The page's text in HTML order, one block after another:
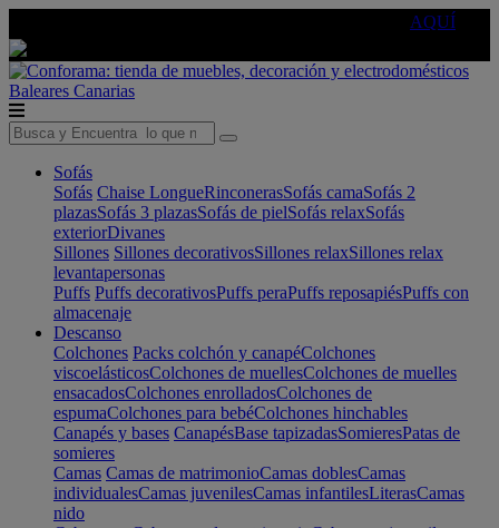
AQUÍ
Baleares Canarias
Sofás
Sofás Chaise LongueRinconerasSofás camaSofás 2
plazasSofás 3 plazasSofás de pielSofás relaxSofás
exteriorDivanes
Sillones Sillones decorativosSillones relaxSillones relax
levantapersonas
Puffs Puffs decorativosPuffs peraPuffs reposapiésPuffs con
almacenaje
Descanso
Colchones Packs colchón y canapéColchones
viscoelásticosColchones de muellesColchones de muelles
ensacadosColchones enrolladosColchones de
espumaColchones para bebéColchones hinchables
Canapés y bases CanapésBase tapizadasSomieresPatas de
somieres
Camas Camas de matrimonioCamas doblesCamas
individualesCamas juvenilesCamas infantilesLiterasCamas
nido